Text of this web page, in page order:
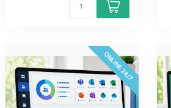
ONLINE 24/7